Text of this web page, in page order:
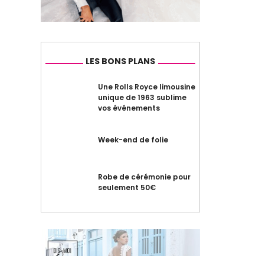
LES BONS PLANS
Une Rolls Royce limousine
unique de 1963 sublime
vos événements
Week-end de folie
Robe de cérémonie pour
seulement 50€